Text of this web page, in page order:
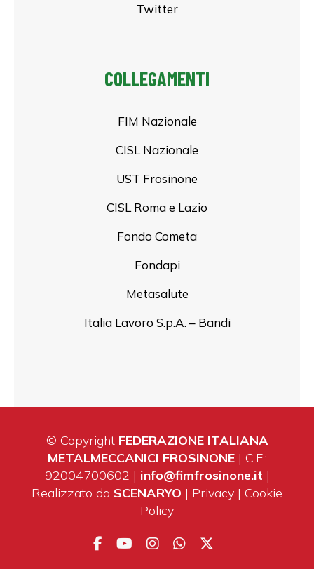
Twitter
COLLEGAMENTI
FIM Nazionale
CISL Nazionale
UST Frosinone
CISL Roma e Lazio
Fondo Cometa
Fondapi
Metasalute
Italia Lavoro S.p.A. – Bandi
© Copyright FEDERAZIONE ITALIANA
METALMECCANICI FROSINONE | C.F.:
92004700602 | info@fimfrosinone.it |
Realizzato da SCENARYO | Privacy | Cookie
Policy